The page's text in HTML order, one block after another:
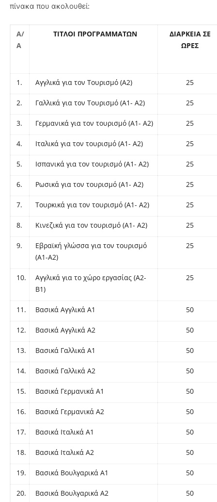
πίνακα που ακολουθεί:
Α/
Α
ΤΙΤΛΟΙ ΠΡΟΓΡΑΜΜΑΤΩΝ
ΔΙΑΡΚΕΙΑ ΣΕ
ΩΡΕΣ
1. Αγγλικά για τον Τουρισμό (Α2) 25
2. Γαλλικά για τον Τουρισμό (Α1- Α2) 25
3. Γερμανικά για τον τουρισμό (Α1- Α2) 25
4. Ιταλικά για τον τουρισμό (Α1- Α2) 25
5. Ισπανικά για τον τουρισμό (Α1- Α2) 25
6. Ρωσικά για τον τουρισμό (Α1- Α2) 25
7. Τουρκικά για τον τουρισμό (Α1- Α2) 25
8. Κινεζικά για τον τουρισμό (Α1- Α2) 25
9.
Εβραϊκή γλώσσα για τον τουρισμό
(Α1-Α2)
25
10.
Αγγλικά για το χώρο εργασίας (Α2-
Β1)
25
11. Βασικά Αγγλικά Α1 50
12. Βασικά Αγγλικά Α2 50
13. Βασικά Γαλλικά Α1 50
14. Βασικά Γαλλικά Α2 50
15. Βασικά Γερμανικά Α1 50
16. Βασικά Γερμανικά Α2 50
17. Βασικά Ιταλικά Α1 50
18. Βασικά Ιταλικά Α2 50
19. Βασικά Βουλγαρικά Α1 50
20. Βασικά Βουλγαρικά Α2 50